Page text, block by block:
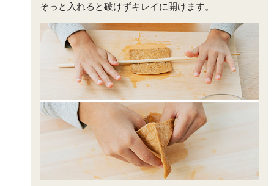
そっと入れると破けずキレイに開けます。